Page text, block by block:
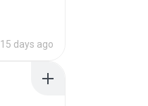
15 days ago